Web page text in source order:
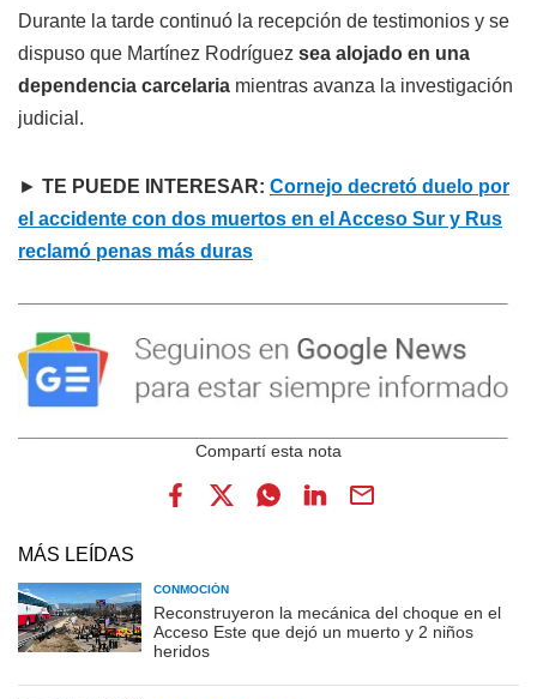
Durante la tarde continuó la recepción de testimonios y se
dispuso que Martínez Rodríguez sea alojado en una
dependencia carcelaria mientras avanza la investigación
judicial.
► TE PUEDE INTERESAR: Cornejo decretó duelo por
el accidente con dos muertos en el Acceso Sur y Rus
reclamó penas más duras
MÁS LEÍDAS
CONMOCIÓN
Reconstruyeron la mecánica del choque en el
Acceso Este que dejó un muerto y 2 niños
heridos